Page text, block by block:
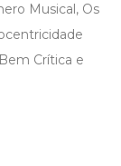
Musical, Os
Crítica e